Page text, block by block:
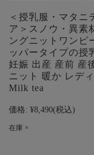
＜授乳服・マタニ
ア＞スノウ・異素
ングニットワンピ
ッパータイプの
妊娠 出産 産前 産
ニット 暖か レデ
Milk tea
価格: ¥8,490(税込)
在庫 ×